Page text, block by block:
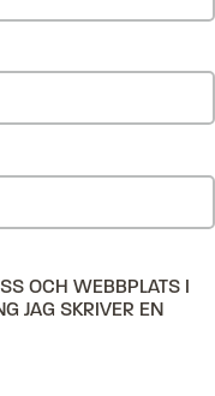
OCH WEBBPLATS I
JAG SKRIVER EN